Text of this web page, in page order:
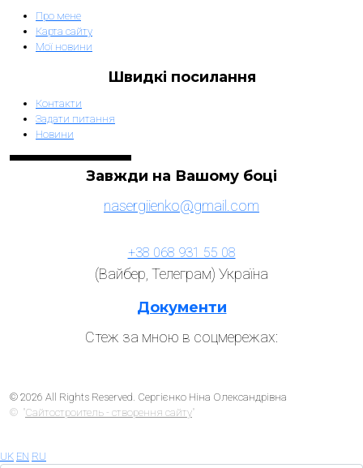
Про мене
Карта сайту
Мої новини
Швидкі посилання
Контакти
Задати питання
Новини
Завжди на Вашому боці
nasergiienko@gmail.com
+38 068 931 55 08
(Вайбер, Телеграм) Україна
Документи
Стеж за мною в соцмережах:
© 2026 All Rights Reserved. Сергієнко Ніна Олександрівна
© "Сайтостроитель - створення сайту"
UK EN RU